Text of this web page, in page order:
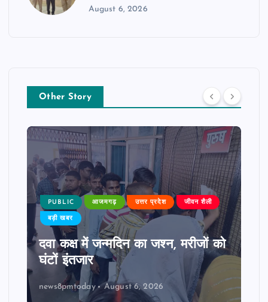
August 6, 2026
Other Story
PUBLIC आजमगढ़ उत्तर प्रदेश जीवन शैली
बड़ी खबर
दवा कक्ष में जन्मदिन का जश्न, मरीजों को
घंटों इंतजार
news8pmtoday August 6, 2026